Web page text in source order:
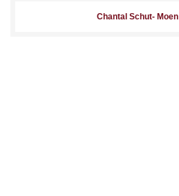
Chantal Schut- Moen